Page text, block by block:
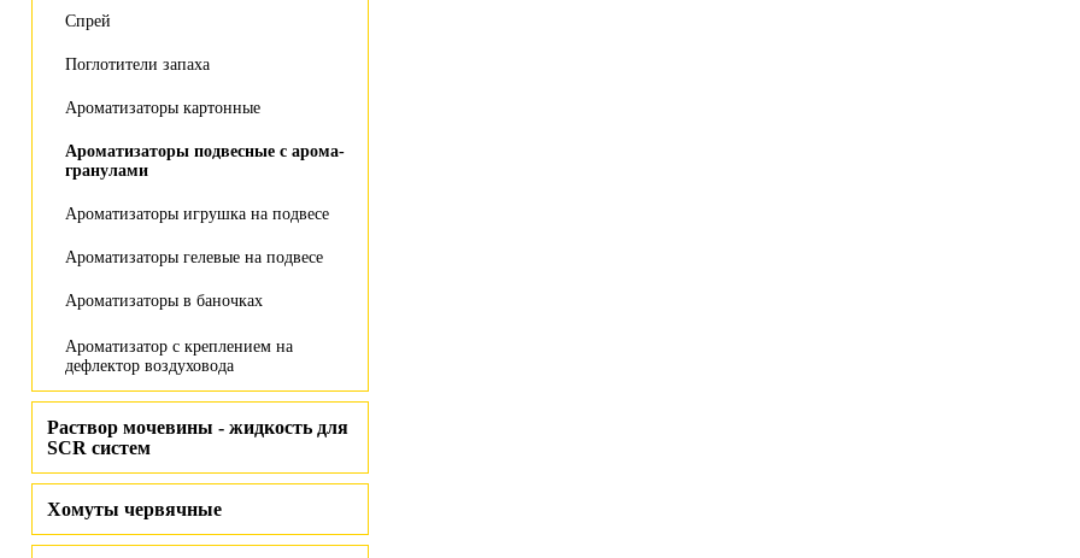
Спрей
Поглотители запаха
Ароматизаторы картонные
Ароматизаторы подвесные с арома-
гранулами
Ароматизаторы игрушка на подвесе
Ароматизаторы гелевые на подвесе
Ароматизаторы в баночках
Ароматизатор с креплением на
дефлектор воздуховода
Раствор мочевины - жидкость для
SCR систем
Хомуты червячные